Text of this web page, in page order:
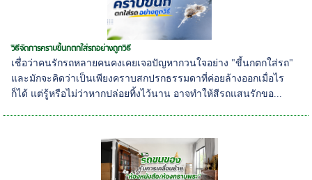
วิธีจัดการคราบขี้นกตกใส่รถอย่างถูกวิธี
เชื่อว่าคนรักรถหลายคนคงเคยเจอปัญหากวนใจอย่าง "ขี้นกตกใส่รถ"
และมักจะคิดว่าเป็นเพียงคราบสกปรกธรรมดาที่ค่อยล้างออกเมื่อไร
ก็ได้ แต่รู้หรือไม่ว่าหากปล่อยทิ้งไว้นาน อาจทำให้สีรถแสนรักขอ...